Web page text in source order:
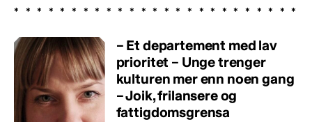
– Et departement med lav
prioritet – Unge trenger
kulturen mer enn noen gang
– Joik, frilansere og
fattigdomsgrensa